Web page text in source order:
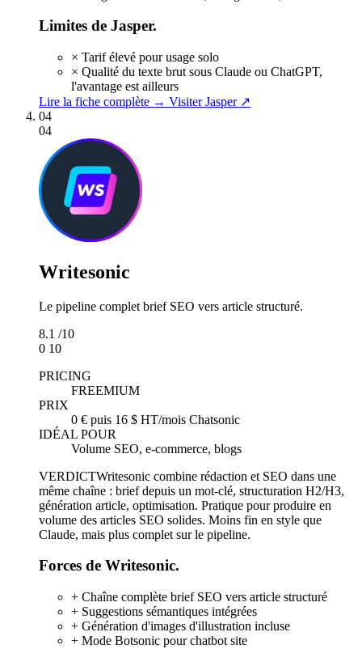
Limites de Jasper.
× Tarif élevé pour usage solo
× Qualité du texte brut sous Claude ou ChatGPT,
l'avantage est ailleurs
Lire la fiche complète → Visiter Jasper ↗
04
04
Writesonic
Le pipeline complet brief SEO vers article structuré.
8.1 /10
0 10
PRICING
FREEMIUM
PRIX
0 € puis 16 $ HT/mois Chatsonic
IDÉAL POUR
Volume SEO, e-commerce, blogs
VERDICTWritesonic combine rédaction et SEO dans une
même chaîne : brief depuis un mot-clé, structuration H2/H3,
génération article, optimisation. Pratique pour produire en
volume des articles SEO solides. Moins fin en style que
Claude, mais plus complet sur le pipeline.
Forces de Writesonic.
+ Chaîne complète brief SEO vers article structuré
+ Suggestions sémantiques intégrées
+ Génération d'images d'illustration incluse
+ Mode Botsonic pour chatbot site